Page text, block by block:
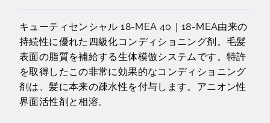
キューティセンシャル 18-MEA 40｜18-MEA由来の
持続性に優れた四級化コンディショニング剤。毛髪
表面の脂質を補給する生体模倣システムです。特許
を取得したこの非常に効果的なコンディショニング
剤は、髪に本来の疎水性を付与します。アニオン性
界面活性剤と相溶。